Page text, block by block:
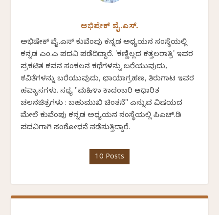
ಅಭಿಷೇಕ್ ವೈ.ಎಸ್.
ಅಭಿಷೇಕ್ ವೈ.ಎಸ್ ಕುವೆಂಪು ಕನ್ನಡ ಅಧ್ಯಯನ ಸಂಸ್ಥೆಯಲ್ಲಿ
ಕನ್ನಡ ಎಂ.ಎ ಪದವಿ ಪಡೆದಿದ್ದಾರೆ. 'ಕಣ್ಣಿಲ್ಲದ ಕತ್ತಲರಾತ್ರಿ' ಇವರ
ಪ್ರಕಟಿತ ಕವನ ಸಂಕಲನ ಕಥೆಗಳನ್ನು ಬರೆಯುವುದು,
ಕವಿತೆಗಳನ್ನು ಬರೆಯುವುದು, ಛಾಯಾಗ್ರಹಣ, ತಿರುಗಾಟ ಇವರ
ಹವ್ಯಾಸಗಳು. ಸಧ್ಯ "ಮಹಿಳಾ ಕಾದಂಬರಿ ಆಧಾರಿತ
ಚಲನಚಿತ್ರಗಳು : ಬಹುಮುಖಿ ಚಿಂತನೆ" ಎನ್ನುವ ವಿಷಯದ
ಮೇಲೆ ಕುವೆಂಪು ಕನ್ನಡ ಅಧ್ಯಯನ ಸಂಸ್ಥೆಯಲ್ಲಿ ಪಿಎಚ್.ಡಿ
ಪದವಿಗಾಗಿ ಸಂಶೋಧನೆ ನಡೆಸುತ್ತಿದ್ದಾರೆ.
10 Posts